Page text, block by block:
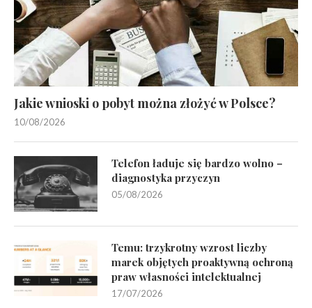
Jakie wnioski o pobyt można złożyć w Polsce?
10/08/2026
Telefon ładuje się bardzo wolno –
diagnostyka przyczyn
05/08/2026
Temu: trzykrotny wzrost liczby
marek objętych proaktywną ochroną
praw własności intelektualnej
17/07/2026